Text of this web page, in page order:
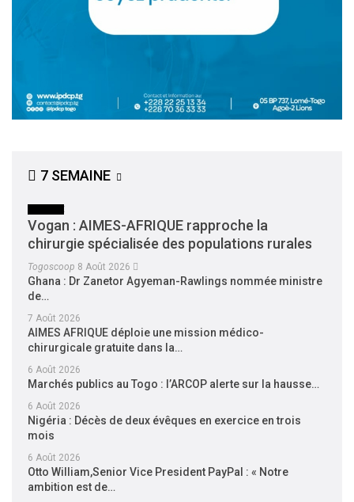
7 SEMAINE
Vogan : AIMES-AFRIQUE rapproche la
chirurgie spécialisée des populations rurales
Togoscoop 8 Août 2026
Ghana : Dr Zanetor Agyeman-Rawlings nommée ministre
de…
7 Août 2026
AIMES AFRIQUE déploie une mission médico-
chirurgicale gratuite dans la…
6 Août 2026
Marchés publics au Togo : l’ARCOP alerte sur la hausse…
6 Août 2026
Nigéria : Décès de deux évêques en exercice en trois
mois
6 Août 2026
Otto William,Senior Vice President PayPal : « Notre
ambition est de…